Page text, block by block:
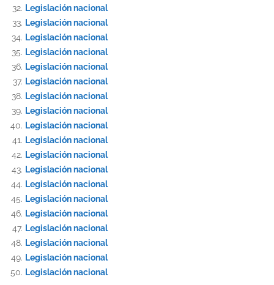
Legislación nacional
Legislación nacional
Legislación nacional
Legislación nacional
Legislación nacional
Legislación nacional
Legislación nacional
Legislación nacional
Legislación nacional
Legislación nacional
Legislación nacional
Legislación nacional
Legislación nacional
Legislación nacional
Legislación nacional
Legislación nacional
Legislación nacional
Legislación nacional
Legislación nacional